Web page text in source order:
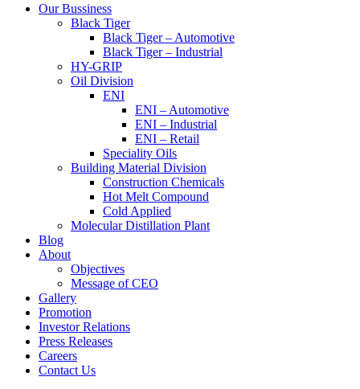
Our Bussiness
Black Tiger
Black Tiger – Automotive
Black Tiger – Industrial
HY-GRIP
Oil Division
ENI
ENI – Automotive
ENI – Industrial
ENI – Retail
Speciality Oils
Building Material Division
Construction Chemicals
Hot Melt Compound
Cold Applied
Molecular Distillation Plant
Blog
About
Objectives
Message of CEO
Gallery
Promotion
Investor Relations
Press Releases
Careers
Contact Us